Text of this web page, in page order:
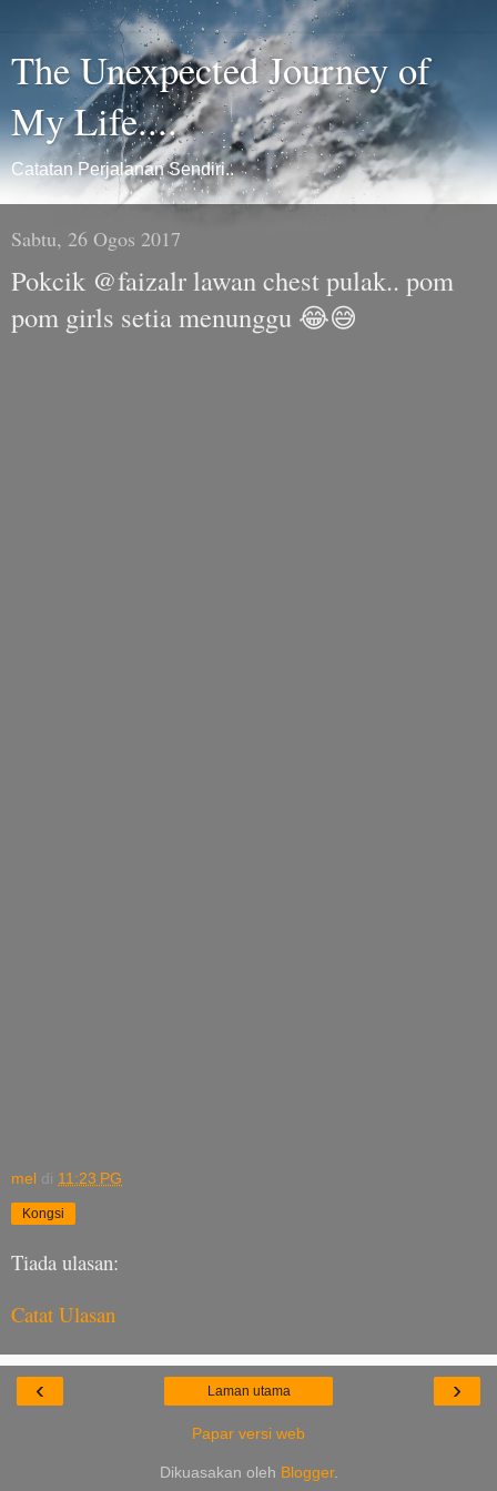
The Unexpected Journey of
My Life....
Catatan Perjalanan Sendiri..
Sabtu, 26 Ogos 2017
Pokcik @faizalr lawan chest pulak.. pom
pom girls setia menunggu 😂😅
mel di 11:23 PG
Kongsi
Tiada ulasan:
Catat Ulasan
‹ ›
Laman utama
Papar versi web
Dikuasakan oleh Blogger.